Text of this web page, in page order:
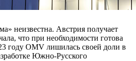
неизвестна. Австрия получает
что при необходимости готова
году OMV лишилась своей доли в
Южно-Русского